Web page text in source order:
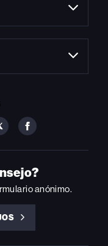
FOLLOW
ON
FOLLOW
ON
FACEBOOK
anónimo.